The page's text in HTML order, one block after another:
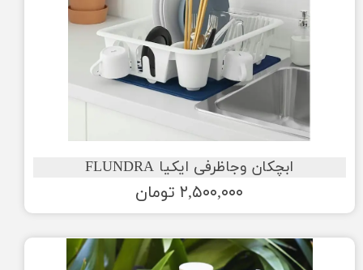
ابچکان وجاظرفی ایکیا FLUNDRA
۲,۵۰۰,۰۰۰ تومان